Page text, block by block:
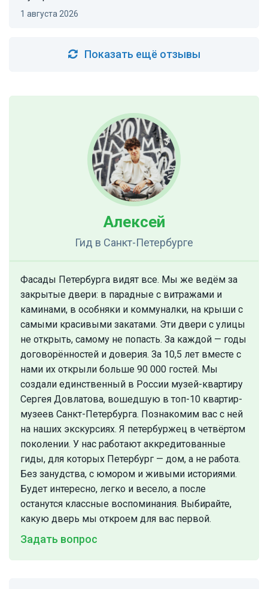
1 августа 2026
Показать ещё отзывы
Алексей
Гид в Санкт-Петербурге
Фасады Петербурга видят все. Мы же ведём за
закрытые двери: в парадные с витражами и
каминами, в особняки и коммуналки, на крыши с
самыми красивыми закатами. Эти двери с улицы
не открыть, самому не попасть. За каждой — годы
договорённостей и доверия. За 10,5 лет вместе с
нами их открыли больше 90 000 гостей. Мы
создали единственный в России музей-квартиру
Сергея Довлатова, вошедшую в топ-10 квартир-
музеев Санкт-Петербурга. Познакомим вас с ней
на наших экскурсиях. Я петербуржец в четвёртом
поколении. У нас работают аккредитованные
гиды, для которых Петербург — дом, а не работа.
Без занудства, с юмором и живыми историями.
Будет интересно, легко и весело, а после
останутся классные воспоминания. Выбирайте,
какую дверь мы откроем для вас первой.
Задать вопрос